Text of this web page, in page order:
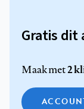
Gratis dit
Maak met2